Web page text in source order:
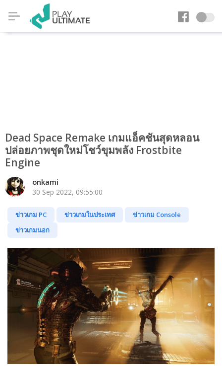
Dead Space Remake เกมแอ็คชันสุดหลอน
ปล่อยภาพชุดใหม่โชว์ขุมพลัง Frostbite
Engine
onkami
30 Sep 2022, 09:55:00
ข่าวเกม PC ข่าวเกมในประเทศ
ข่าวเกม Console
ข่าวเกมนอก